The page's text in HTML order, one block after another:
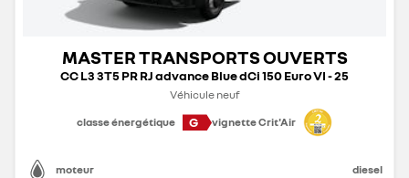
MASTER TRANSPORTS OUVERTS
CC L3 3T5 PR RJ advance Blue dCi 150 Euro VI - 25
Véhicule neuf
classe énergétique
G vignette Crit'Air
moteur diesel